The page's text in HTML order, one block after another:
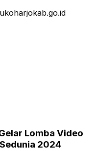
Lomba Video
2024